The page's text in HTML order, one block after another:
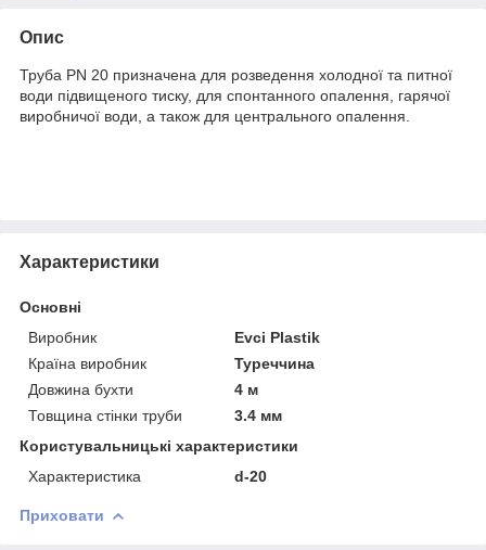
Опис
Труба PN 20 призначена для розведення холодної та питної
води підвищеного тиску, для спонтанного опалення, гарячої
виробничої води, а також для центрального опалення.
Характеристики
Основні
Виробник
Evci Plastik
Країна виробник
Туреччина
Довжина бухти
4 м
Товщина стінки труби
3.4 мм
Користувальницькі характеристики
Характеристика
d-20
Приховати